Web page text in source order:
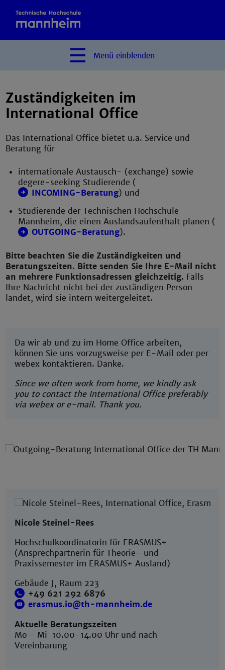
Menü einblenden
Zuständigkeiten im
International Office
Das International Office bietet u.a. Service und
Beratung für
internationale Austausch- (exchange) sowie
degere-seeking Studierende (
INCOMING-Beratung) und
Studierende der Technischen Hochschule
Mannheim, die einen Auslandsaufenthalt planen (
OUTGOING-Beratung).
Bitte beachten Sie die Zuständigkeiten und
Beratungszeiten. Bitte senden Sie Ihre E-Mail nicht
an mehrere Funktionsadressen gleichzeitig. Falls
Ihre Nachricht nicht bei der zuständigen Person
landet, wird sie intern weitergeleitet.
Da wir ab und zu im Home Office arbeiten,
können Sie uns vorzugsweise per E-Mail oder per
webex kontaktieren. Danke.
Since we often work from home, we kindly ask
you to contact the International Office preferably
via webex or e-mail. Thank you.
Nicole Steinel-Rees
Hochschulkoordinatorin für ERASMUS+
(Ansprechpartnerin für Theorie- und
Praxissemester im ERASMUS+ Ausland)
Gebäude J, Raum 223
+49 621 292 6876
erasmus.io@th-mannheim.de
Aktuelle Beratungszeiten
Mo - Mi 10.00-14.00 Uhr und nach
Vereinbarung